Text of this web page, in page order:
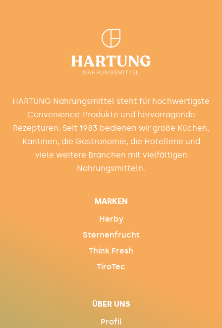
HARTUNG Nahrungsmittel steht für hochwertigste
Convenience-Produkte und hervorragende
Rezepturen. Seit 1983 bedienen wir große Küchen,
Kantinen, die Gastronomie, die Hotellerie und
viele weitere Branchen mit vielfältigen
Nahrungsmitteln.
MARKEN
Herby
Sternenfrucht
Think Fresh
TiroTec
ÜBER UNS
Profil